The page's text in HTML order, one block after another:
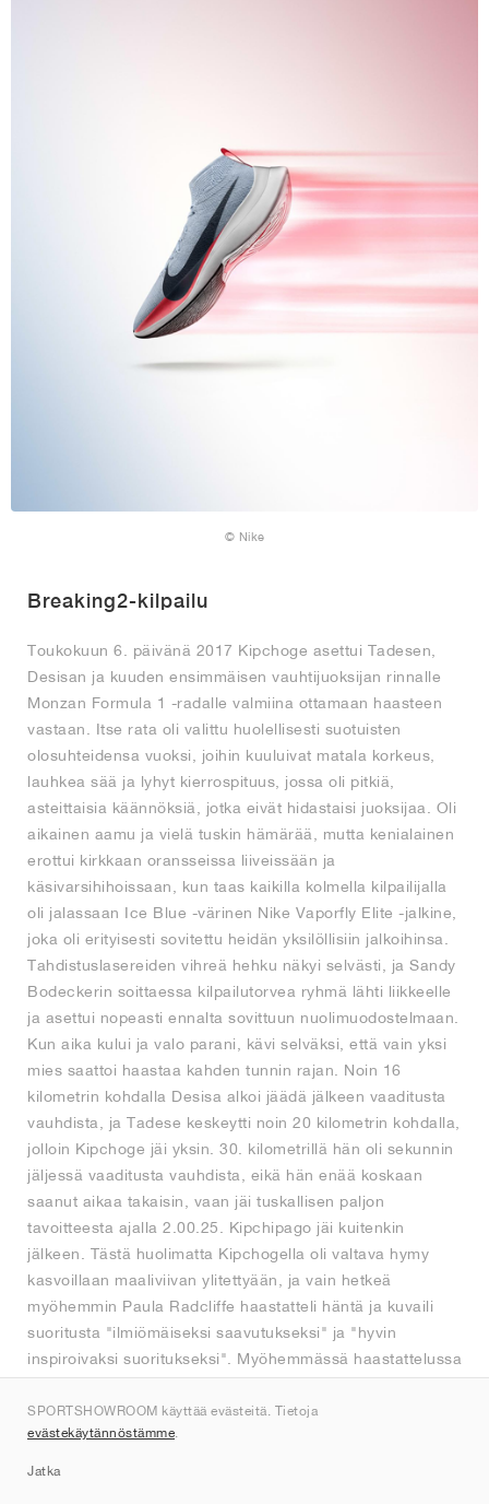
© Nike
Breaking2-kilpailu
Toukokuun 6. päivänä 2017 Kipchoge asettui Tadesen,
Desisan ja kuuden ensimmäisen vauhtijuoksijan rinnalle
Monzan Formula 1 -radalle valmiina ottamaan haasteen
vastaan. Itse rata oli valittu huolellisesti suotuisten
olosuhteidensa vuoksi, joihin kuuluivat matala korkeus,
lauhkea sää ja lyhyt kierrospituus, jossa oli pitkiä,
asteittaisia käännöksiä, jotka eivät hidastaisi juoksijaa. Oli
aikainen aamu ja vielä tuskin hämärää, mutta kenialainen
erottui kirkkaan oransseissa liiveissään ja
käsivarsihihoissaan, kun taas kaikilla kolmella kilpailijalla
oli jalassaan Ice Blue -värinen Nike Vaporfly Elite -jalkine,
joka oli erityisesti sovitettu heidän yksilöllisiin jalkoihinsa.
Tahdistuslasereiden vihreä hehku näkyi selvästi, ja Sandy
Bodeckerin soittaessa kilpailutorvea ryhmä lähti liikkeelle
ja asettui nopeasti ennalta sovittuun nuolimuodostelmaan.
Kun aika kului ja valo parani, kävi selväksi, että vain yksi
mies saattoi haastaa kahden tunnin rajan. Noin 16
kilometrin kohdalla Desisa alkoi jäädä jälkeen vaaditusta
vauhdista, ja Tadese keskeytti noin 20 kilometrin kohdalla,
jolloin Kipchoge jäi yksin. 30. kilometrillä hän oli sekunnin
jäljessä vaaditusta vauhdista, eikä hän enää koskaan
saanut aikaa takaisin, vaan jäi tuskallisen paljon
tavoitteesta ajalla 2.00.25. Kipchipago jäi kuitenkin
jälkeen. Tästä huolimatta Kipchogella oli valtava hymy
kasvoillaan maaliviivan ylitettyään, ja vain hetkeä
myöhemmin Paula Radcliffe haastatteli häntä ja kuvaili
suoritusta "ilmiömäiseksi saavutukseksi" ja "hyvin
inspiroivaksi suoritukseksi". Myöhemmässä haastattelussa
todeten, että "maailma on nyt vain 25 sekunnin päässä"
alle kahden tunnin maratonista.
SPORTSHOWROOM käyttää evästeitä. Tietoja
evästekäytännöstämme.
Jatka